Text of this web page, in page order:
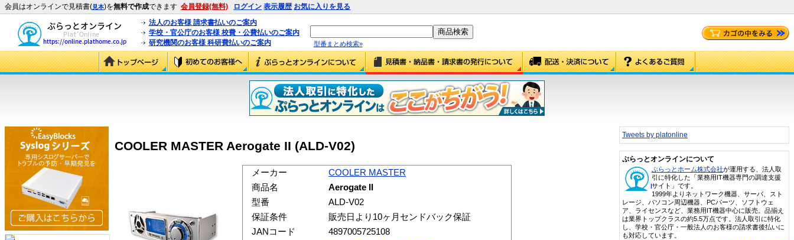
会員はオンラインで見積書(見本)を無料で作成できます 会員登録(無料) ログイン 表示履歴 お気に入りを見る
法人のお客様 請求書払いのご案内
学校・官公庁のお客様 校費・公費払いのご案内
研究機関のお客様 科研費払いのご案内
型番まとめ検索»
COOLER MASTER Aerogate II (ALD-V02)
メーカー
COOLER MASTER
商品名
Aerogate II
型番
ALD-V02
保証条件
販売日より10ヶ月センドバック保証
JANコード
4897005725108
Tweets by platonline
ぷらっとオンラインについて
ぷらっとホーム株式会社が運用する、法人取
引に特化した「業務用IT機器専門の調達支援
サイト」です。
1999年よりネットワーク機器、サーバ、スト
レージ、パソコン周辺機器、PCパーツ、ソフトウェ
ア、ライセンスなど、業務用IT機器中心に販売。品揃え
は業界トップクラスの約5.5万点です。法人取引に特化
し、学校・官公庁・一般法人のお客様の請求書後払いに
も対応しています。